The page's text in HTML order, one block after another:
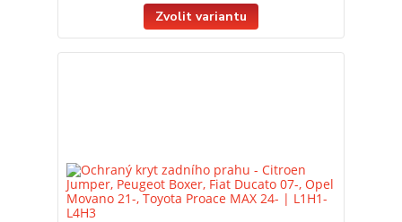
Zvolit variantu